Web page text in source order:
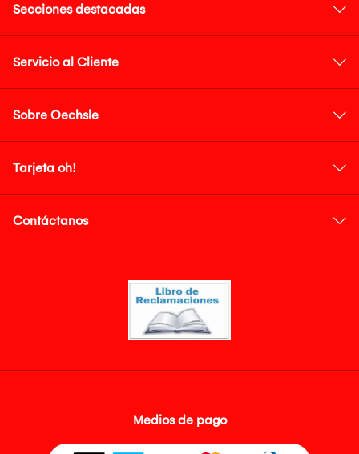
Secciones destacadas
Servicio al Cliente
Sobre Oechsle
Tarjeta oh!
Contáctanos
Medios de pago